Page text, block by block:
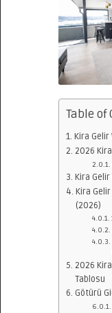
Table of
Kira Gelir
2026
Kira Gelir
Kira
(2026)
2026
Tablosu
Götürü